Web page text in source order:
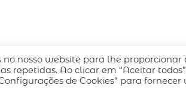
CÓDIGO DE CONDUTA POLÍTICA
no nosso website para lhe
repetidas. Ao clicar em “Aceitar
de Cookies” para